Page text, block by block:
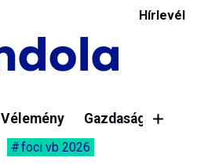
Hírlevél
Vélemény Gazdaság
foci vb 2026